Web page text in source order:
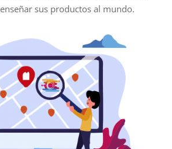
sus productos al mundo.